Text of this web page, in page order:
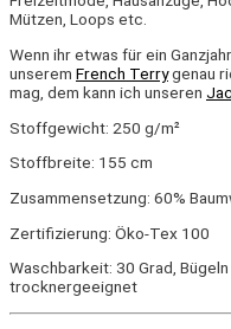
Mützen, Loops etc.
Wenn ihr etwas für ein
unserem French Terrygenau
mag, dem kann ich unseren
Stoffgewicht: 250 g/m²
Stoffbreite: 155 cm
Zusammensetzung: 60%
Zertifizierung: Öko-Tex 100
Waschbarkeit: 30 Grad,
trocknergeeignet